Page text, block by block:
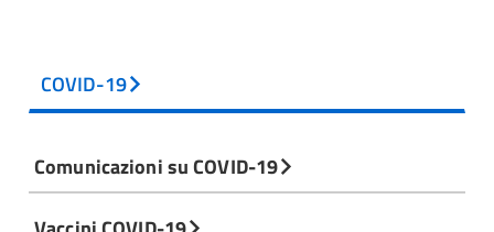
COVID-19
Comunicazioni su COVID-19